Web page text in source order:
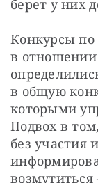
берет у них
Конкурсы по
в
в общую
которыми
Подвох в
без участия